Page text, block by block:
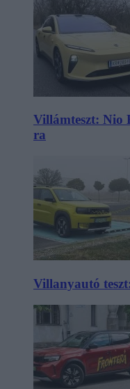
Villámteszt: Nio
ra
Villanyautó